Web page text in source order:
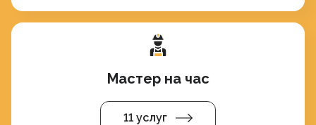
Мастер на час
11 услуг